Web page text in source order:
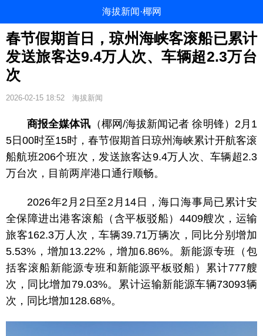
海拔新闻·椰网
春节假期首日，琼州海峡客滚船已累计
发送旅客达9.4万人次、车辆超2.3万台
次
2026-02-15 18:52 海拔新闻
商报全媒体讯 （椰网/海拔新闻记者 徐明锋）2月1
5日00时至15时，春节假期首日琼州海峡累计开航客滚
船航班206个班次，发送旅客达9.4万人次、车辆超2.3
万台次，目前两岸港口通行顺畅。
2026年2月2日至2月14日，海口海事局已累计安
全保障进出港客滚船（含平板驳船）4409艘次，运输
旅客162.3万人次，车辆39.71万辆次，同比分别增加
5.53%，增加13.22%，增加6.86%。新能源专班（包
括客滚船新能源专班和新能源平板驳船）累计777艘
次，同比增加79.03%。累计运输新能源车辆73093辆
次，同比增加128.68%。